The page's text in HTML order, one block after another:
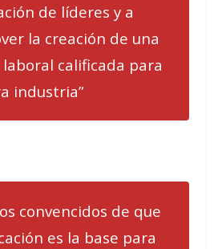
de líderes y a
la creación de una
calificada para
industria”
convencidos de que
es la base para